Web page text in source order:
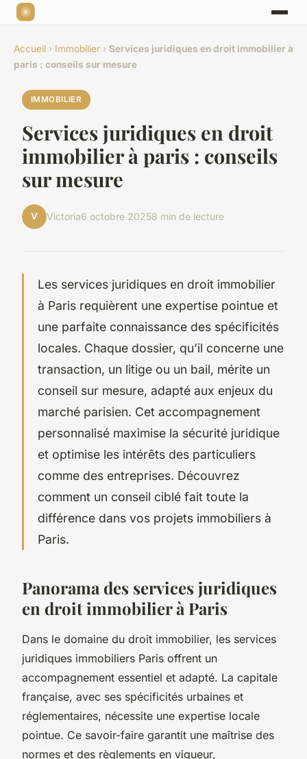
Accueil › Immobilier › Services juridiques en droit immobilier à
paris : conseils sur mesure
IMMOBILIER
Services juridiques en droit
immobilier à paris : conseils
sur mesure
V Victoria6 octobre 20258 min de lecture
Les services juridiques en droit immobilier
à Paris requièrent une expertise pointue et
une parfaite connaissance des spécificités
locales. Chaque dossier, qu’il concerne une
transaction, un litige ou un bail, mérite un
conseil sur mesure, adapté aux enjeux du
marché parisien. Cet accompagnement
personnalisé maximise la sécurité juridique
et optimise les intérêts des particuliers
comme des entreprises. Découvrez
comment un conseil ciblé fait toute la
différence dans vos projets immobiliers à
Paris.
Panorama des services juridiques
en droit immobilier à Paris
Dans le domaine du droit immobilier, les services
juridiques immobiliers Paris offrent un
accompagnement essentiel et adapté. La capitale
française, avec ses spécificités urbaines et
réglementaires, nécessite une expertise locale
pointue. Ce savoir-faire garantit une maîtrise des
normes et des règlements en vigueur,